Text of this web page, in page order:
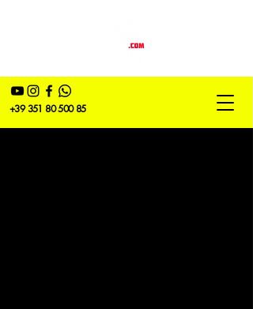
+39 351 80 500 85